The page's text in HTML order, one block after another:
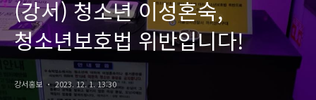
(강서) 청소년 이성혼숙,
청소년보호법 위반입니다!
강서홍보 2023. 12. 1. 13:30